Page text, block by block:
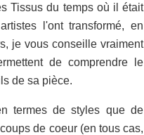
Tissus du temps où il était
l'ont transformé, en
je vous conseille vraiment
de comprendre le
de sa pièce.
termes de styles que de
de coeur (en tous cas,